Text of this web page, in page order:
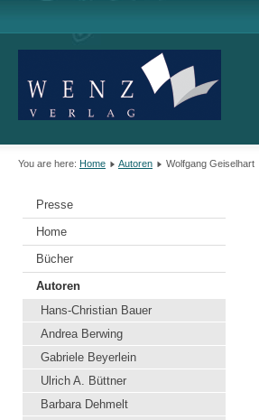
You are here: Home Autoren Wolfgang Geiselhart
Presse
Home
Bücher
Autoren
Hans-Christian Bauer
Andrea Berwing
Gabriele Beyerlein
Ulrich A. Büttner
Barbara Dehmelt